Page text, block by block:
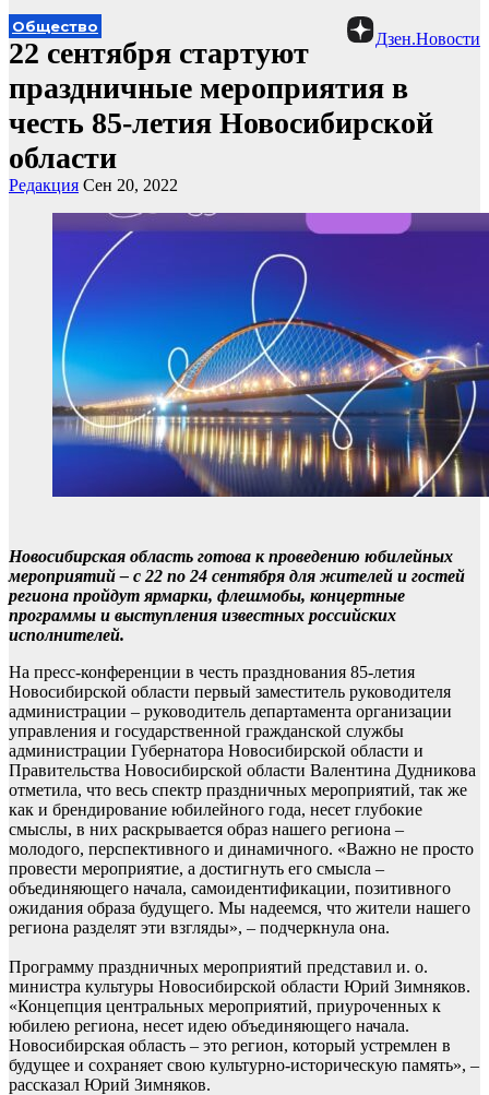
Дзен.Новости
Общество
22 сентября стартуют
праздничные мероприятия в
честь 85-летия Новосибирской
области
Редакция Сен 20, 2022
Новосибирская область готова к проведению юбилейных
мероприятий – с 22 по 24 сентября для жителей и гостей
региона пройдут ярмарки, флешмобы, концертные
программы и выступления известных российских
исполнителей.
На пресс-конференции в честь празднования 85-летия
Новосибирской области первый заместитель руководителя
администрации – руководитель департамента организации
управления и государственной гражданской службы
администрации Губернатора Новосибирской области и
Правительства Новосибирской области Валентина Дудникова
отметила, что весь спектр праздничных мероприятий, так же
как и брендирование юбилейного года, несет глубокие
смыслы, в них раскрывается образ нашего региона –
молодого, перспективного и динамичного. «Важно не просто
провести мероприятие, а достигнуть его смысла –
объединяющего начала, самоидентификации, позитивного
ожидания образа будущего. Мы надеемся, что жители нашего
региона разделят эти взгляды», – подчеркнула она.
Программу праздничных мероприятий представил и. о.
министра культуры Новосибирской области Юрий Зимняков.
«Концепция центральных мероприятий, приуроченных к
юбилею региона, несет идею объединяющего начала.
Новосибирская область – это регион, который устремлен в
будущее и сохраняет свою культурно-историческую память», –
рассказал Юрий Зимняков.